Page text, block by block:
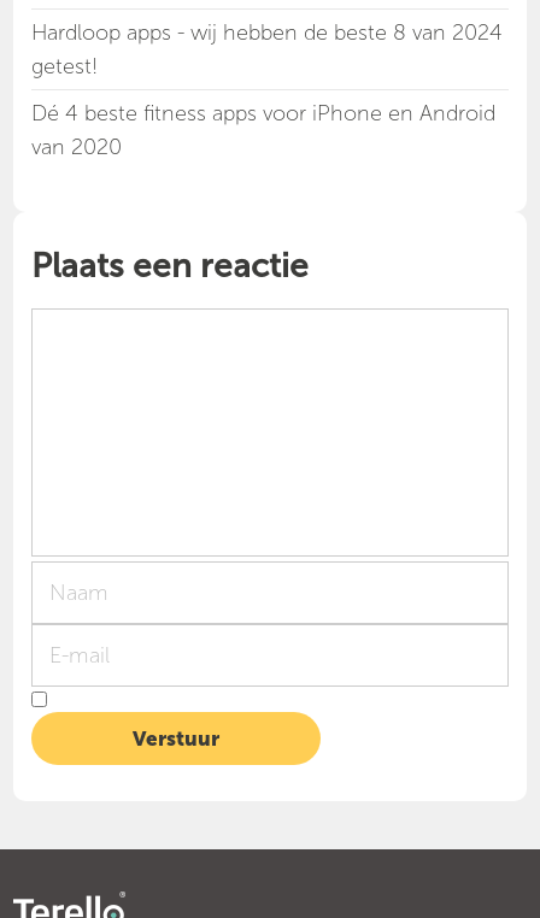
Hardloop apps - wij hebben de beste 8 van 2024
getest!
Dé 4 beste fitness apps voor iPhone en Android
van 2020
Plaats een reactie